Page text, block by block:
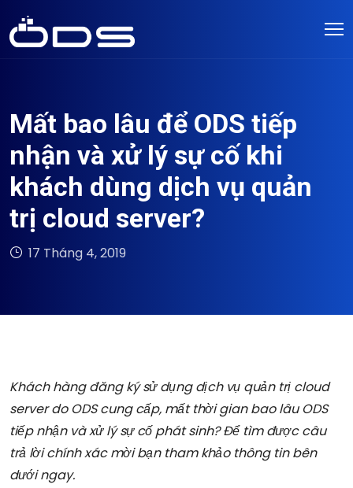
Mất bao lâu để ODS tiếp
nhận và xử lý sự cố khi
khách dùng dịch vụ quản
trị cloud server?
17 Tháng 4, 2019
Khách hàng đăng ký sử dụng dịch vụ quản trị cloud
server do ODS cung cấp, mất thời gian bao lâu ODS
tiếp nhận và xử lý sự cố phát sinh? Để tìm được câu
trả lời chính xác mời bạn tham khảo thông tin bên
dưới ngay.